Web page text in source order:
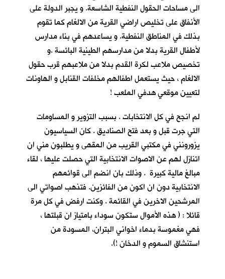
الى مساحات الحقول النفطية الشاسعة. و يجبر الدولة على
الأنفاق على تخليص اراضي القرية من الالغام كما تقوم
بذلك في المناطق النفطية. و يساعدهم في بناء مدارس
لأطفال القرية بدلا من مدارسهم الطينية البائسة .و
تخصيص ملاعب لكرة القدم بدلا من ملاعبهم قرب حقول
الالغام ، حيث يستعمل اطفالهم مخلفات القنابل و الهاونات
لتعيين موقعي هدفي الملعب !
لم انجح في كل الانتخابات . بسبب التزوير و المساومات
التي جرت قبل و بعد فتح الصناديق . كان السياسيون
يزورونني في مكتبي القريب من المقهى و يطلبون مني ان
اتنازل لهم عن الاصوات الانتخابية التي حصلت عليها ، لقاء
مبالغ مالية كبيرة . وذلك بان انضم الى قوائمهم
الانتخابية دون ان اكون من الفائزين. فتذهب اصواتي الى
المرشحين الاخرين في القائمة . وكنت ارفض في كل مرة
قائلا : ( هذه الأموال ستكون سوداء بامتياز ان قبلتها ،
فهي مغموسة بدماء اخواني البتران، المسودة من
استنشاق السموم و الدخان !).